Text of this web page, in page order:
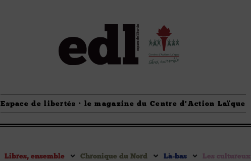
Espace de libertés · le magazine du Centre d'Action Laïque
Libres, ensemble Chronique du Nord Là-bas Les cultureux